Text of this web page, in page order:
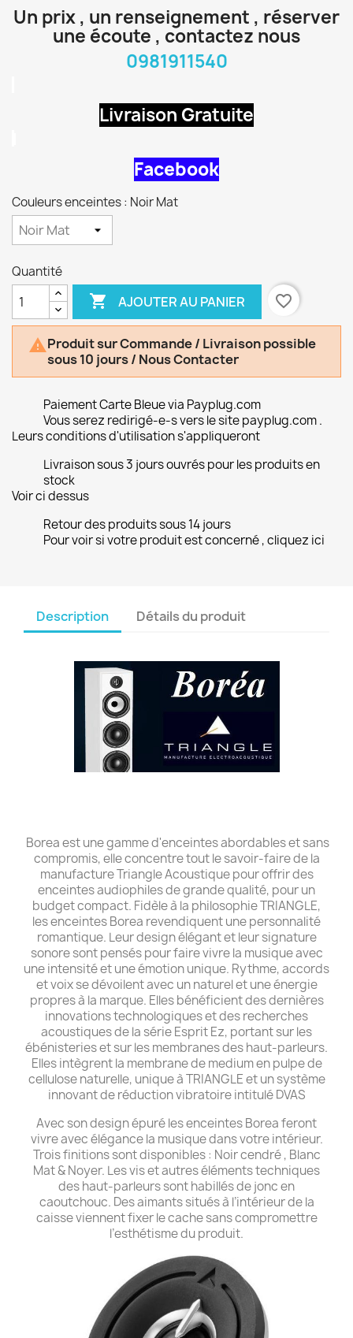
Un prix , un renseignement , réserver
une écoute , contactez nous
0981911540
Livraison Gratuite
Facebook
Couleurs enceintes : Noir Mat
Quantité
 AJOUTER AU PANIER favorite_border
Produit sur Commande / Livraison possible
sous 10 jours / Nous Contacter
Paiement Carte Bleue via Payplug.com
Vous serez redirigé-e-s vers le site payplug.com .
Leurs conditions d'utilisation s'appliqueront
Livraison sous 3 jours ouvrés pour les produits en
stock
Voir ci dessus
Retour des produits sous 14 jours
Pour voir si votre produit est concerné , cliquez ici
Description Détails du produit
Borea est une gamme d'enceintes abordables et sans
compromis, elle concentre tout le savoir-faire de la
manufacture Triangle Acoustique pour offrir des
enceintes audiophiles de grande qualité, pour un
budget compact. Fidèle à la philosophie TRIANGLE,
les enceintes Borea revendiquent une personnalité
romantique. Leur design élégant et leur signature
sonore sont pensés pour faire vivre la musique avec
une intensité et une émotion unique. Rythme, accords
et voix se dévoilent avec un naturel et une énergie
propres à la marque. Elles bénéficient des dernières
innovations technologiques et des recherches
acoustiques de la série Esprit Ez, portant sur les
ébénisteries et sur les membranes des haut-parleurs.
Elles intègrent la membrane de medium en pulpe de
cellulose naturelle, unique à TRIANGLE et un système
innovant de réduction vibratoire intitulé DVAS
Avec son design épuré les enceintes Borea feront
vivre avec élégance la musique dans votre intérieur.
Trois finitions sont disponibles : Noir cendré , Blanc
Mat & Noyer. Les vis et autres éléments techniques
des haut-parleurs sont habillés de jonc en
caoutchouc. Des aimants situés à l’intérieur de la
caisse viennent fixer le cache sans compromettre
l’esthétisme du produit.